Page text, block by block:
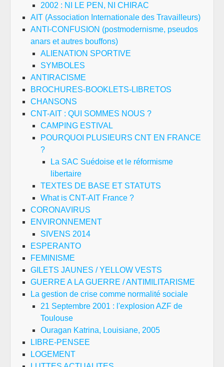
2002 : NI LE PEN, NI CHIRAC
AIT (Association Internationale des Travailleurs)
ANTI-CONFUSION (postmodernisme, pseudos
anars et autres bouffons)
ALIENATION SPORTIVE
SYMBOLES
ANTIRACISME
BROCHURES-BOOKLETS-LIBRETOS
CHANSONS
CNT-AIT : QUI SOMMES NOUS ?
CAMPING ESTIVAL
POURQUOI PLUSIEURS CNT EN FRANCE
?
La SAC Suédoise et le réformisme
libertaire
TEXTES DE BASE ET STATUTS
What is CNT-AIT France ?
CORONAVIRUS
ENVIRONNEMENT
SIVENS 2014
ESPERANTO
FEMINISME
GILETS JAUNES / YELLOW VESTS
GUERRE A LA GUERRE / ANTIMILITARISME
La gestion de crise comme normalité sociale
21 Septembre 2001 : l'explosion AZF de
Toulouse
Ouragan Katrina, Louisiane, 2005
LIBRE-PENSEE
LOGEMENT